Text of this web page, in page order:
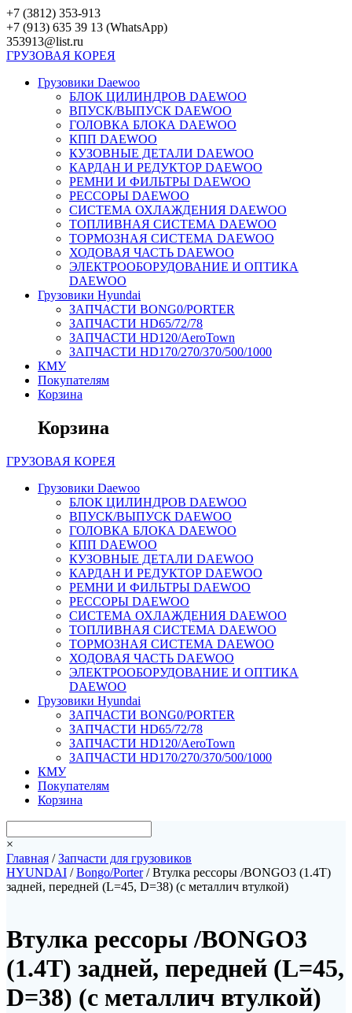
Перейти
к
контенту
+7 (3812) 353-913
+7 (913) 635 39 13 (WhatsApp)
353913@list.ru
ГРУЗОВАЯ КОРЕЯ
Грузовики Daewoo
БЛОК ЦИЛИНДРОВ DAEWOO
ВПУСК/ВЫПУСК DAEWOO
ГОЛОВКА БЛОКА DAEWOO
КПП DAEWOO
КУЗОВНЫЕ ДЕТАЛИ DAEWOO
КАРДАН И РЕДУКТОР DAEWOO
РЕМНИ И ФИЛЬТРЫ DAEWOO
РЕССОРЫ DAEWOO
СИСТЕМА ОХЛАЖДЕНИЯ DAEWOO
ТОПЛИВНАЯ СИСТЕМА DAEWOO
ТОРМОЗНАЯ СИСТЕМА DAEWOO
ХОДОВАЯ ЧАСТЬ DAEWOO
ЭЛЕКТРООБОРУДОВАНИЕ И ОПТИКА
DAEWOO
Грузовики Hyundai
ЗАПЧАСТИ BONG0/PORTER
ЗАПЧАСТИ HD65/72/78
ЗАПЧАСТИ HD120/AeroTown
ЗАПЧАСТИ HD170/270/370/500/1000
КМУ
Покупателям
Корзина
Корзина
ГРУЗОВАЯ КОРЕЯ
Грузовики Daewoo
БЛОК ЦИЛИНДРОВ DAEWOO
ВПУСК/ВЫПУСК DAEWOO
ГОЛОВКА БЛОКА DAEWOO
КПП DAEWOO
КУЗОВНЫЕ ДЕТАЛИ DAEWOO
КАРДАН И РЕДУКТОР DAEWOO
РЕМНИ И ФИЛЬТРЫ DAEWOO
РЕССОРЫ DAEWOO
СИСТЕМА ОХЛАЖДЕНИЯ DAEWOO
ТОПЛИВНАЯ СИСТЕМА DAEWOO
ТОРМОЗНАЯ СИСТЕМА DAEWOO
ХОДОВАЯ ЧАСТЬ DAEWOO
ЭЛЕКТРООБОРУДОВАНИЕ И ОПТИКА
DAEWOO
Грузовики Hyundai
ЗАПЧАСТИ BONG0/PORTER
ЗАПЧАСТИ HD65/72/78
ЗАПЧАСТИ HD120/AeroTown
ЗАПЧАСТИ HD170/270/370/500/1000
КМУ
Покупателям
Корзина
×
Главная /Запчасти для грузовиков
HYUNDAI /Bongo/Porter/ Втулка рессоры /BONGO3 (1.4T)
задней, передней (L=45, D=38) (с металлич втулкой)
Втулка рессоры /BONGO3
(1.4T) задней, передней (L=45,
D=38) (с металлич втулкой)